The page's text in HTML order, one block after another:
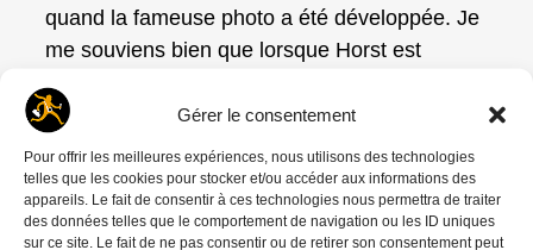
Gérer le consentement
Pour offrir les meilleures expériences, nous utilisons des technologies
telles que les cookies pour stocker et/ou accéder aux informations des
appareils. Le fait de consentir à ces technologies nous permettra de traiter
des données telles que le comportement de navigation ou les ID uniques
sur ce site. Le fait de ne pas consentir ou de retirer son consentement peut
quand la fameuse photo a été développée. Je
me souviens bien que lorsque Horst est
revenu de déjeuner et que la photo a été tirée
et transmise au monde entier, il a félicité Nick
à sa manière si particulière, en disant avec
son accent inimitable :« You did good job
today Nick Ut »(tu as fait du bon boulot
aujourd’hui Nick Ut). C’est mot pour mot ce